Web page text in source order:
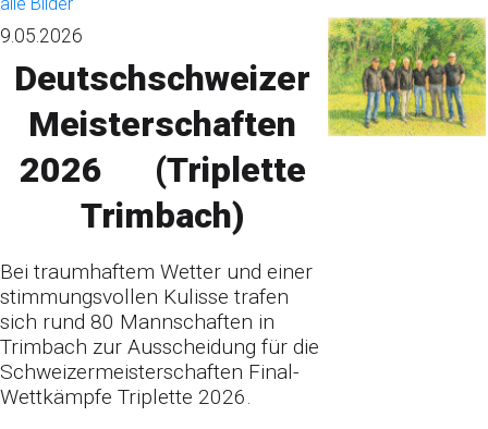
9.05.2026
Deutschschweizer
Meisterschaften
2026 (Triplette
Trimbach)
Bei traumhaftem Wetter und einer
stimmungsvollen Kulisse trafen
sich rund 80 Mannschaften in
Trimbach zur Ausscheidung für die
Schweizermeisterschaften Final-
Wettkämpfe Triplette 2026.